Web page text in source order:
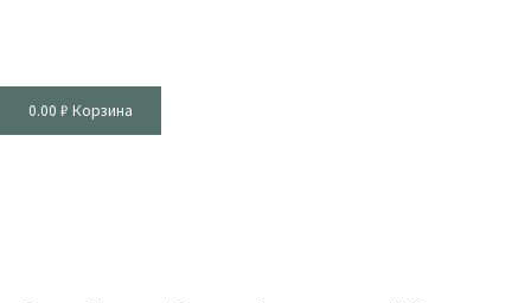
0.00 ₽ Корзина